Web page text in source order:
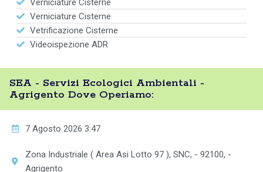
Verniciature Cisterne
Verniciature Cisterne
Vetrificazione Cisterne
Videoispezione ADR
SEA - Servizi Ecologici Ambientali -
Agrigento Dove Operiamo:
7 Agosto 2026 3:47
Zona Industriale ( Area Asi Lotto 97 ), SNC, - 92100, -
Agrigento